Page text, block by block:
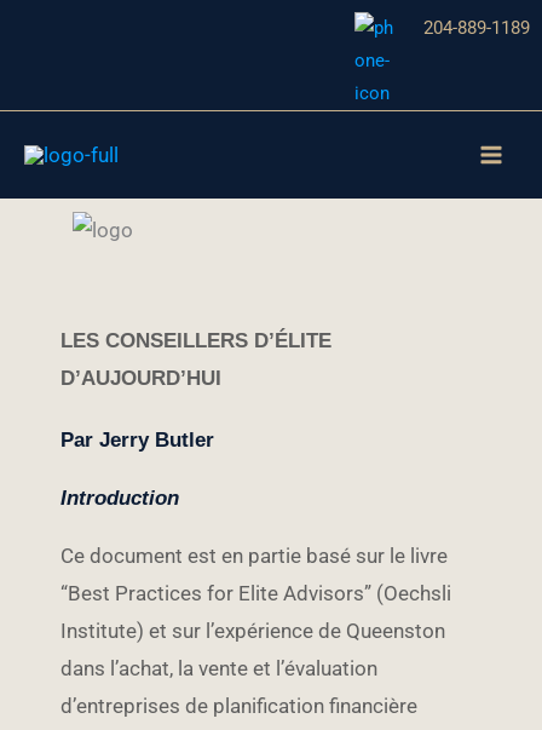
204-889-1189
LES CONSEILLERS D’ÉLITE
D’AUJOURD’HUI
Par Jerry Butler
Introduction
Ce document est en partie basé sur le livre
“Best Practices for Elite Advisors” (Oechsli
Institute) et sur l’expérience de Queenston
dans l’achat, la vente et l’évaluation
d’entreprises de planification financière